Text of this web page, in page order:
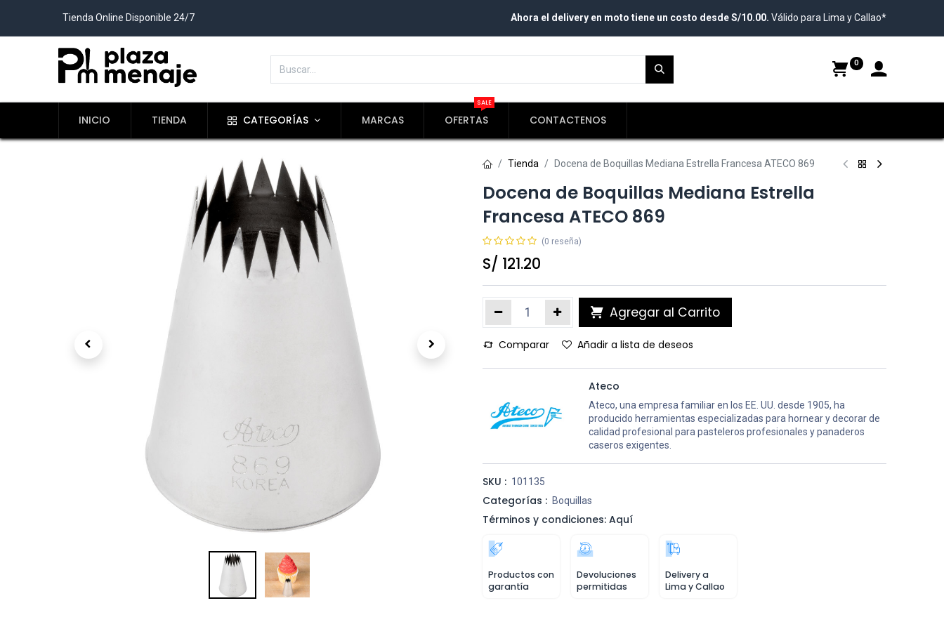
Tienda Online Disponible 24/7 Ahora el delivery en moto tiene un costo desde S/10.00. Válido para Lima y Callao*
0
INICIO TIENDA CATEGORÍAS MARCAS OFERTAS
SALE
CONTACTENOS
Tienda Docena de Boquillas Mediana Estrella Francesa ATECO 869
Docena de Boquillas Mediana Estrella
Francesa ATECO 869
(0 reseña)
S/ 121.20
Agregar al Carrito
Comparar Añadir a lista de deseos
Ateco
Ateco, una empresa familiar en los EE. UU. desde 1905, ha
producido herramientas especializadas para hornear y decorar de
calidad profesional para pasteleros profesionales y panaderos
caseros exigentes.
SKU : 101135
Categorías : Boquillas
Términos y condiciones: Aquí
Productos con
garantía
Devoluciones
permitidas
Delivery a
Lima y Callao